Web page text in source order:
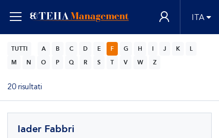
ITA
TUTTI A B C D E F G H J K
L
M
N O P Q R S T V W Z
20 risultati
Iader Fabbri